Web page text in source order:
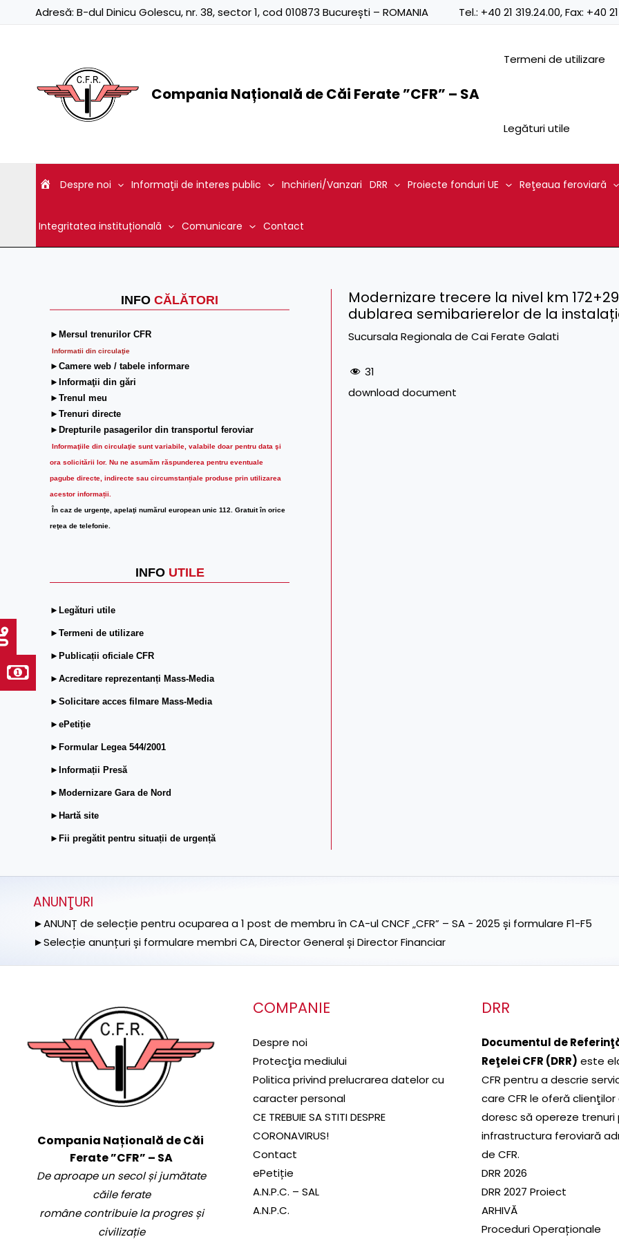
Adresă: B-dul Dinicu Golescu, nr. 38, sector 1, cod 010873 București – ROMANIA Tel.: +40 21 319.24.00, Fax: +40
Compania Națională de Căi Ferate ”CFR” – SA
Termeni de utilizare
Legături utile
Despre noi Informaţii de interes public Inchirieri/Vanzari DRR Proiecte fonduri UE Reţeaua feroviară
Integritatea instituțională Comunicare Contact
INFO CĂLĂTORI
►Mersul trenurilor CFR
Informatii din circulaţie
►Camere web / tabele informare
►Informaţii din gări
►Trenul meu
►Trenuri directe
►Drepturile pasagerilor din transportul feroviar
Informaţiile din circulaţie sunt variabile, valabile doar pentru data şi
ora solicitării lor. Nu ne asumăm răspunderea pentru eventuale
pagube directe, indirecte sau circumstanțiale produse prin utilizarea
acestor informații.
În caz de urgenţe, apelaţi numărul european unic 112. Gratuit în orice
reţea de telefonie.
INFO UTILE
►Legături utile
►Termeni de utilizare
►Publicații oficiale CFR
►Acreditare reprezentanți Mass-Media
►Solicitare acces filmare Mass-Media
►ePetiție
►Formular Legea 544/2001
►Informații Presă
►Modernizare Gara de Nord
►Hartă site
►Fii pregătit pentru situații de urgență
Modernizare trecere la nivel km
dublarea semibarierelor de la
Sucursala Regionala de Cai Ferate Galati
31
download document
ANUNŢURI
►ANUNȚ de selecție pentru ocuparea a 1 post de membru în CA-ul CNCF „CFR” – SA - 2025 și formulare F1-F5
►Selecție anunțuri și formulare membri CA, Director General și Director Financiar
Compania Națională de Căi
Ferate ”CFR” – SA
De aproape un secol și jumătate
căile ferate
române contribuie la progres și
civilizație
COMPANIE
Despre noi
Protecţia mediului
Politica privind prelucrarea datelor cu
caracter personal
CE TREBUIE SA STITI DESPRE
CORONAVIRUS!
Contact
ePetiție
A.N.P.C. – SAL
A.N.P.C.
DRR
Documentul de
Reţelei CFR (DRR) este
CFR pentru a descrie
care CFR le oferă clienţilor
doresc să opereze trenuri
infrastructura feroviară
de CFR.
DRR 2026
DRR 2027 Proiect
ARHIVĂ
Proceduri Operaționale